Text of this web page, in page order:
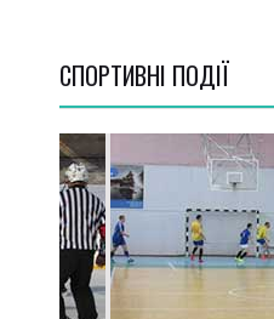
СПОРТИВНI ПОДІЇ